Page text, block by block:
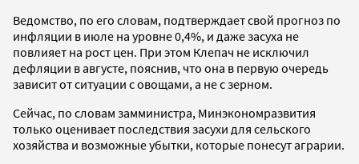
Ведомство, по его словам, подтверждает свой прогноз по
инфляции в июле на уровне 0,4%, и даже засуха не
повлияет на рост цен. При этом Клепач не исключил
дефляции в августе, пояснив, что она в первую очередь
зависит от ситуации с овощами, а не с зерном.
Сейчас, по словам замминистра, Минэкономразвития
только оценивает последствия засухи для сельского
хозяйства и возможные убытки, которые понесут аграрии.